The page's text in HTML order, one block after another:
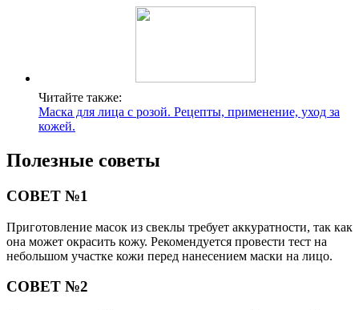
Читайте также:
Маска для лица с розой. Рецепты, применение, уход за
кожей.
Полезные советы
СОВЕТ №1
Приготовление масок из свеклы требует аккуратности, так как
она может окрасить кожу. Рекомендуется провести тест на
небольшом участке кожи перед нанесением маски на лицо.
СОВЕТ №2